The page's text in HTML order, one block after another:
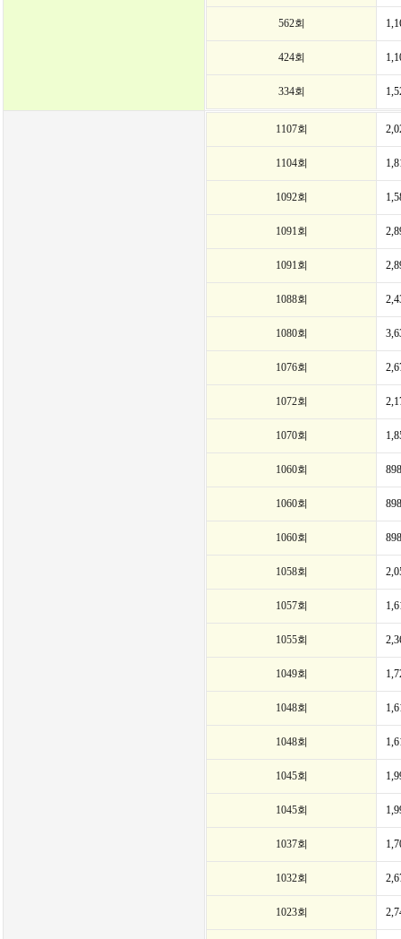
562회
424회
334회
1107회
1104회
1092회
1091회
1091회
1088회
1080회
1076회
1072회
1070회
1060회
1060회
1060회
1058회
1057회
1055회
1049회
1048회
1048회
1045회
1045회
1037회
1032회
1023회